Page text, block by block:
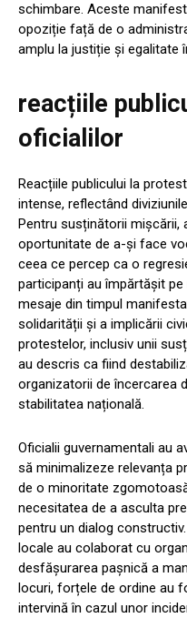
schimbare. Aceste
opoziție față de o
amplu la justiție și egalitate
reacțiile
oficialilor
Reacțiile publicului la
intense, reflectând
Pentru susținătorii
oportunitate de a-și face
ceea ce percep ca o
participanți au împărtășit
mesaje din timpul
solidarității și a implicării
protestelor, inclusiv unii
au descris ca fiind
organizatorii de încercarea
stabilitatea națională.
Oficialii guvernamentali au
să minimalizeze relevanța
de o minoritate
necesitatea de a asculta
pentru un dialog
locale au colaborat cu
desfășurarea pașnică a
locuri, forțele de ordine au
intervină în cazul unor